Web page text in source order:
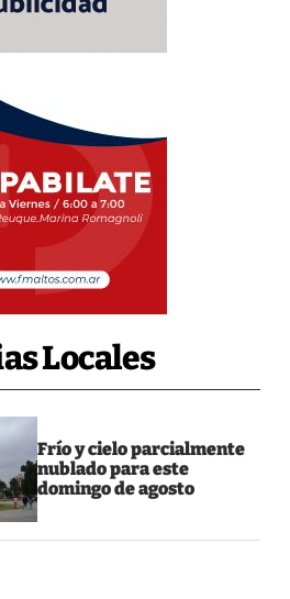
Locales
Frío y cielo parcialmente
nublado para este
domingo de agosto